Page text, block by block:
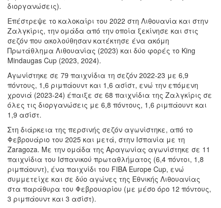
διοργανώσεις).
Επέστρεψε το καλοκαίρι του 2022 στη Λιθουανία και στην
Ζαλγκίρις, την ομάδα από την οποία ξεκίνησε και στις
σεζόν που ακολούθησαν κατέκτησε ένα ακόμη
Πρωτάθλημα Λιθουανίας (2023) και δύο φορές το King
Mindaugas Cup (2023, 2024).
Αγωνίστηκε σε 79 παιχνίδια τη σεζόν 2022-23 με 6,9
πόντους, 1,6 ριμπάουντ και 1,6 ασίστ, ενώ την επόμενη
χρονιά (2023-24) έπαιξε σε 68 παιχνίδια της Ζαλγκίρις σε
όλες τις διοργανώσεις με 6,8 πόντους, 1,6 ριμπάουντ και
1,9 ασίστ.
Στη διάρκεια της περσινής σεζόν αγωνίστηκε, από το
Φεβρουάριο του 2025 και μετά, στην Ισπανία με τη
Zaragoza. Με την ομάδα της Αραγωνίας αγωνίστηκε σε 11
παιχνίδια του Ισπανικού πρωταθλήματος (6,4 πόντοι, 1,8
ριμπάουντ), ένα παιχνίδι του FIBA Europe Cup, ενώ
συμμετείχε και σε δύο αγώνες της Εθνικής Λιθουανίας
στα παράθυρα του Φεβρουαρίου (με μέσο όρο 12 πόντους,
3 ριμπάουντ και 3 ασίστ).